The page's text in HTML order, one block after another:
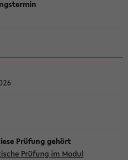
Prüfung im Modul